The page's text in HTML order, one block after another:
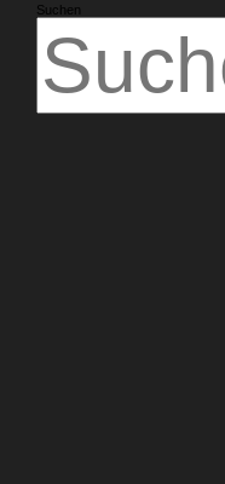
Suchen